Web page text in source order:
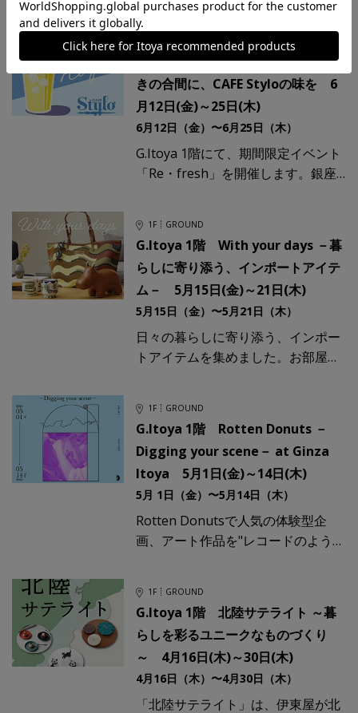
専門店「MERI」のPOP UPを、
G.Itoya 1階イベントスペースにて開
催します。 ｜熟
G.Itoya 1階 「Re・fresh」ひらめ
きの合間に、CAFE Styloの味を 6
月12日(金)～25日(木)
6月12日（金）〜6月25日（木）
G.Itoya 1階にて、期間限定イベント
「Re・fresh」を開催します。銀座
ひと息つけるカフ
1F GROUND
G.Itoya 1階 With your days －暮
らしに寄り添う、インポートアイテ
ム－ 5月15日(金)～21日(木)
5月15日（金）〜5月21日（木）
日々の暮らしに寄り添う、インポー
トアイテムを集めました。お部屋に
が上がる。そんな魅力あふれる品々
と
1F GROUND
G.Itoya 1階 Rotten Donuts －
Digging your scene－ at Ginza
Itoya 5月1日(金)～14日(木)
5月 1日（金）〜5月14日（木）
Rotten Donutsで人気の体験型企
画、アート作品を"レコードのように
開催
1F GROUND
G.Itoya 1階 北陸サテライト ～暮
らしを彩るユニークなものづくり
～ 4月16日(木)～30日(木)
4月16日（木）〜4月30日（木）
「北陸サテライト」は、伊東屋が北